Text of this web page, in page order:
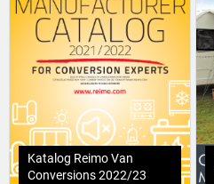
Katalog Reimo Van
Conversions 2022/23